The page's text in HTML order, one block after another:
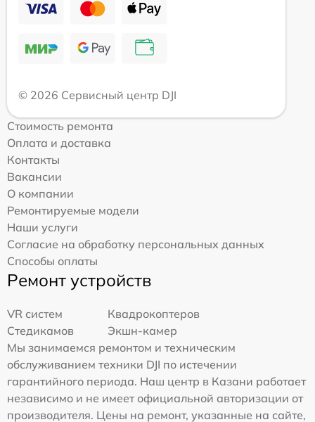
© 2026 Сервисный центр DJI
Стоимость ремонта
Оплата и доставка
Контакты
Вакансии
О компании
Ремонтируемые модели
Наши услуги
Согласие на обработку персональных данных
Способы оплаты
Ремонт устройств
VR систем
Квадрокоптеров
Стедикамов
Экшн-камер
Мы занимаемся ремонтом и техническим
обслуживанием техники DJI по истечении
гарантийного периода. Наш центр в Казани работает
независимо и не имеет официальной авторизации от
производителя. Цены на ремонт, указанные на сайте,